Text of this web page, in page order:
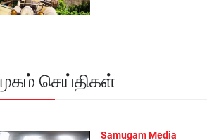
செய்திகள்
Samugam Media